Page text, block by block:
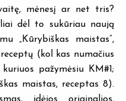
mėnesį ar net tris?
dėl to sukūriau naują
„Kūrybiškas maistas”,
(kol kas numačius
pažymėsiu KM#1;
maistas, receptas 8).